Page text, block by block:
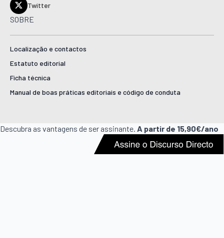
Twitter
SOBRE
Localização e contactos
Estatuto editorial
Ficha técnica
Manual de boas práticas editoriais e código de conduta
Descubra as vantagens de ser assinante. A partir de 15,90€/ano